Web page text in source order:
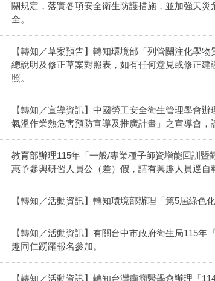
關規定，落實各項安全衛生防護措施，並加強天
全。
【轉知／草案預告】轉知環境部「列管關注化學
總說明及修正草案對照表，如有任何意見或修正
照。
【轉知／宣導資訊】中國勞工安全衛生管理學會
氣溫作業熱危害預防宣導及推廣計畫」之宣導會，
教育部辦理115年「一般/專業種子師資增能回訓
惠予參與研習人員公（差）假，請有興趣人員逕自
【轉知／活動資訊】轉知環境部辦理「第5屆綠色
【轉知／活動資訊】有關台中市政府衛生局115
趣同仁踴躍報名參加。
【轉知／活動資訊】轉知台灣癲癇醫學會辦理「